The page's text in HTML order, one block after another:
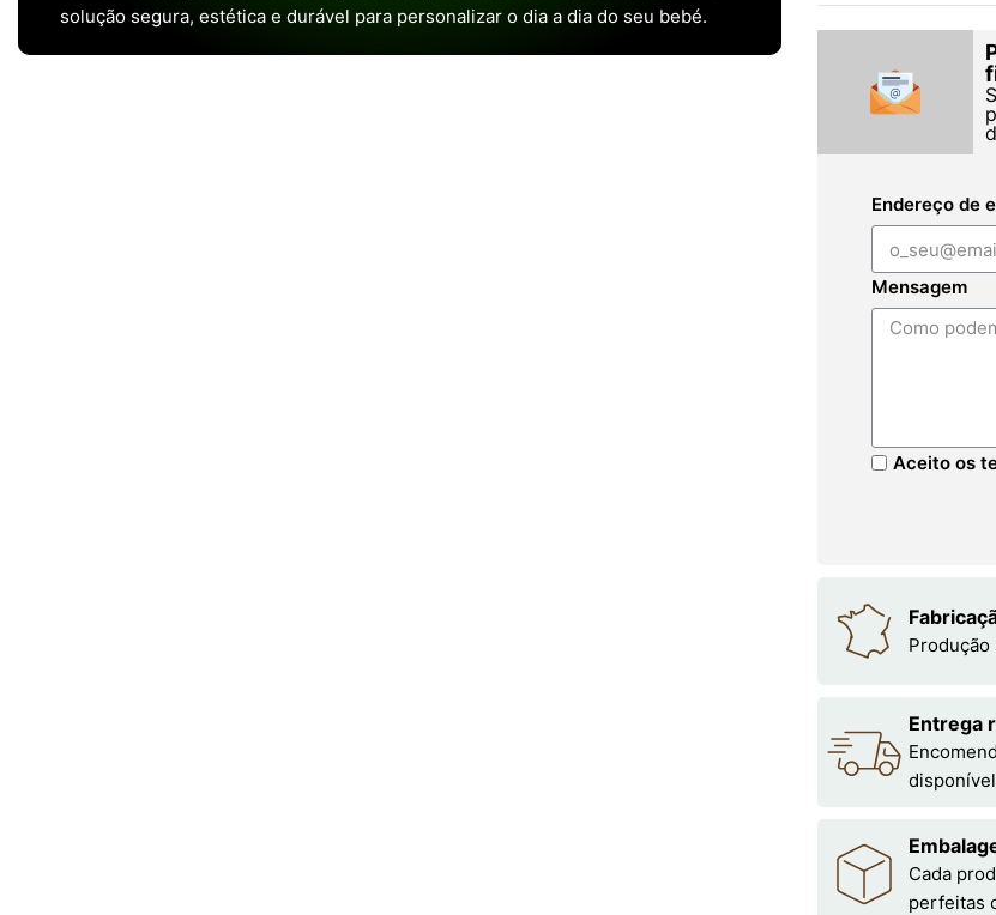
solução segura, estética e durável para personalizar o dia a dia do seu bebé.
Endereço de
Mensagem
Aceito os
Produção
Entrega
Cada
perfeitas